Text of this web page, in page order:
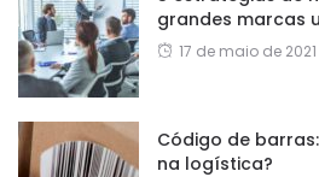
grandes marcas
17 de maio de 2021
Código de
na logística?